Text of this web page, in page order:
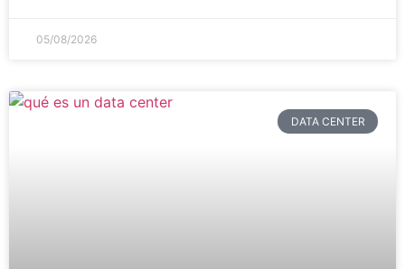
05/08/2026
DATA CENTER